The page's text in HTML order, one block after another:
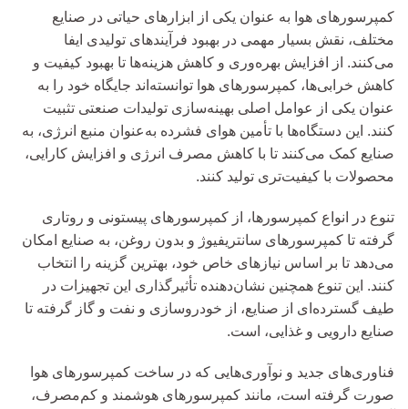
کمپرسورهای هوا به عنوان یکی از ابزارهای حیاتی در صنایع
مختلف، نقش بسیار مهمی در بهبود فرآیندهای تولیدی ایفا
می‌کنند. از افزایش بهره‌وری و کاهش هزینه‌ها تا بهبود کیفیت و
کاهش خرابی‌ها، کمپرسورهای هوا توانسته‌اند جایگاه خود را به
عنوان یکی از عوامل اصلی بهینه‌سازی تولیدات صنعتی تثبیت
کنند. این دستگاه‌ها با تأمین هوای فشرده به‌عنوان منبع انرژی، به
صنایع کمک می‌کنند تا با کاهش مصرف انرژی و افزایش کارایی،
محصولات با کیفیت‌تری تولید کنند.
تنوع در انواع کمپرسورها، از کمپرسورهای پیستونی و روتاری
گرفته تا کمپرسورهای سانتریفیوژ و بدون روغن، به صنایع امکان
می‌دهد تا بر اساس نیازهای خاص خود، بهترین گزینه را انتخاب
کنند. این تنوع همچنین نشان‌دهنده تأثیرگذاری این تجهیزات در
طیف گسترده‌ای از صنایع، از خودروسازی و نفت و گاز گرفته تا
صنایع دارویی و غذایی، است.
فناوری‌های جدید و نوآوری‌هایی که در ساخت کمپرسورهای هوا
صورت گرفته است، مانند کمپرسورهای هوشمند و کم‌مصرف،